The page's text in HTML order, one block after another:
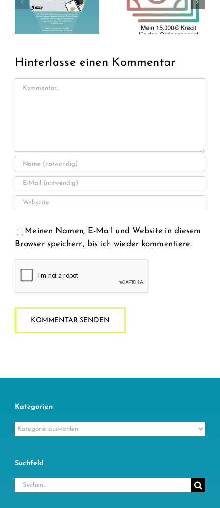
Optionshandel
(Ende –
Entwicklung nach 5
ich über 2.500€ in
NOVO NORDISK
investiert habe
Hinterlasse einen Kommentar
Kommentar
Meinen Namen, E-Mail und Website in diesem
Browser speichern, bis ich wieder kommentiere.
Kategorien
Kategorien
Suchfeld
Suche